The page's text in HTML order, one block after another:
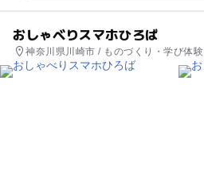
おしゃべりスマホひろば
神奈川県川崎市 / ものづくり・学び体験